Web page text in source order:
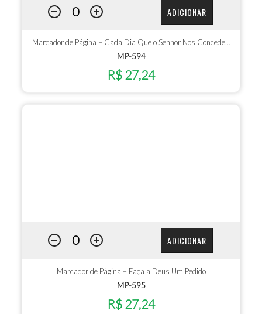
ADICIONAR
Marcador de Página – Cada Dia Que o Senhor Nos Concede...
MP-594
R$ 27,24
ADICIONAR
Marcador de Página – Faça a Deus Um Pedido
MP-595
R$ 27,24